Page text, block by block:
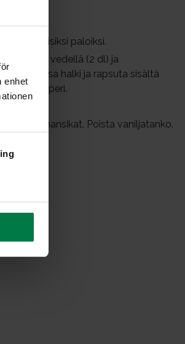
enhet
mittaisiksi paloiksi.
viinin vedellä (2 dl) ja
halki ja rapsuta sisältä
raparperi.
mansikat. Poista vaniljatanko.